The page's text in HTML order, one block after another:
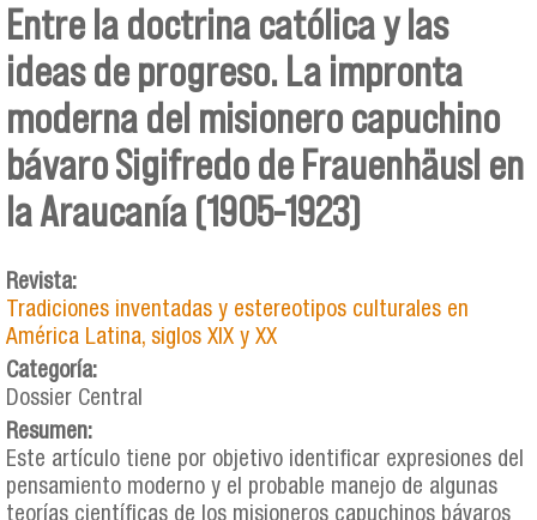
Se encuentra usted aquí
Entre la doctrina católica y las
ideas de progreso. La impronta
moderna del misionero capuchino
bávaro Sigifredo de Frauenhäusl en
la Araucanía (1905-1923)
Revista:
Tradiciones inventadas y estereotipos culturales en
América Latina, siglos XIX y XX
Categoría:
Dossier Central
Resumen:
Este artículo tiene por objetivo identificar expresiones del
pensamiento moderno y el probable manejo de algunas
teorías científicas de los misioneros capuchinos bávaros